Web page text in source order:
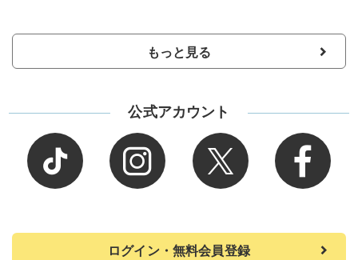
もっと見る
公式アカウント
ログイン・無料会員登録